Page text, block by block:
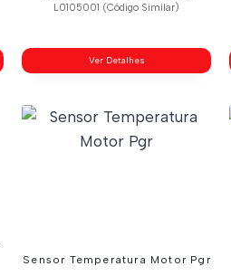
L0105001 (Código Similar)
Ver Detalhes
Sensor Temperatura Motor Pgr